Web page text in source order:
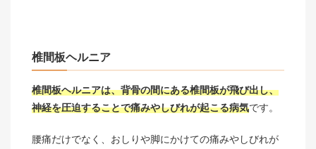
椎間板ヘルニア
椎間板ヘルニアは、背骨の間にある椎間板が飛び出し、
神経を圧迫することで痛みやしびれが起こる病気です。
腰痛だけでなく、おしりや脚にかけての痛みやしびれが